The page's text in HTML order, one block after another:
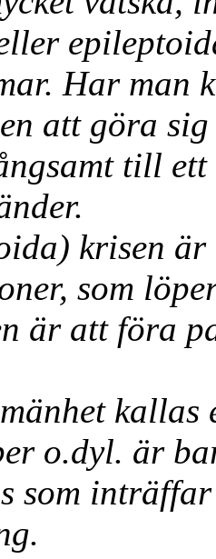
Har man
att göra sig
till
krisen är
som
är att föra
kallas
o.dyl. är
som